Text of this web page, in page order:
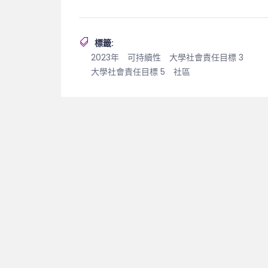
標籤:
2023年
可持續性
大學社會責任目標 3
大學社會責任目標 5
社區